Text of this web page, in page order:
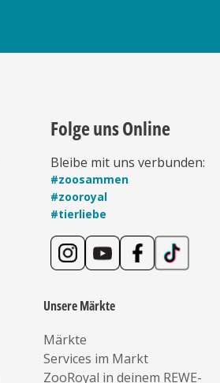
Folge uns Online
Bleibe mit uns verbunden:
#zoosammen
#zooroyal
#tierliebe
Unsere Märkte
Märkte
Services im Markt
ZooRoyal in deinem REWE-